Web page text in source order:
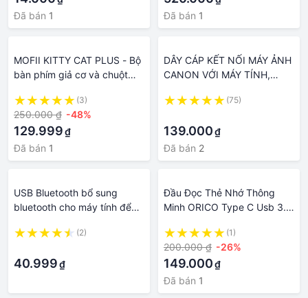
Đã bán 1
Đã bán 1
MOFII KITTY CAT PLUS - Bộ
bàn phím giả cơ và chuột
mèo cho PC, Laptop, Tivi,
Máy tính bảng..
(3)
250.000 ₫ -48%
129.999₫
Đã bán 1
DÂY CÁP KẾT NỐI MÁY ẢNH
CANON VỚI MÁY TÍNH,
01
(75)
139.000₫
Đã bán 2
USB Bluetooth bổ sung
bluetooth cho máy tính để
bluetooth mặc định qua
(2)
40.999₫
Đầu Đọc Thẻ Nhớ Thông
Minh ORICO Type C Usb 3.0
Máy Tính PC Laptop CD2D
(1)
200.000 ₫ -26%
149.000₫
Đã bán 1